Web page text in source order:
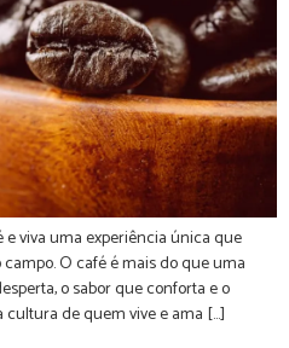
viva uma experiência única que
O café é mais do que uma
o sabor que conforta e o
de quem vive e ama […]